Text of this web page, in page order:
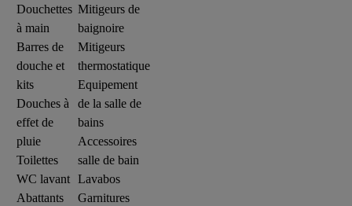
Douchettes
à main
Barres de
douche et
kits
Douches à
effet de
pluie
Toilettes
WC lavant
Abattants
Mitigeurs de
baignoire
Mitigeurs
thermostatique
Equipement
de la salle de
bains
Accessoires
salle de bain
Lavabos
Garnitures